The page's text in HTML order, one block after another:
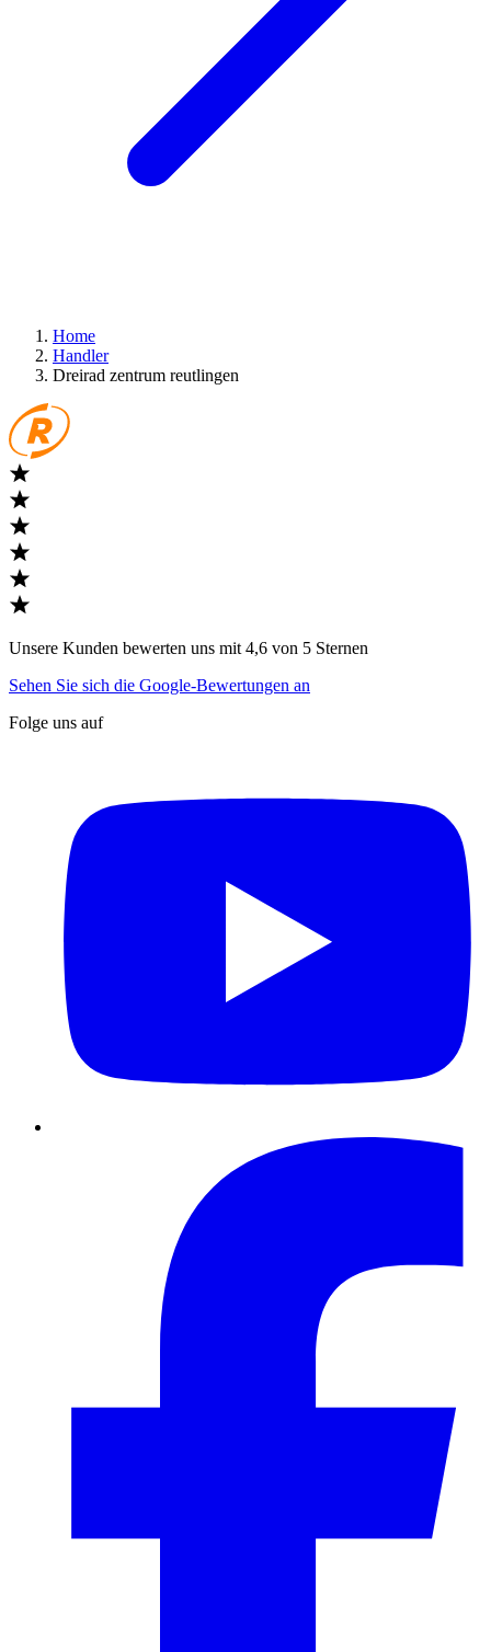
Home
Handler
Dreirad zentrum reutlingen
Unsere Kunden bewerten uns mit 4,6 von 5 Sternen
Sehen Sie sich die Google-Bewertungen an
Folge uns auf